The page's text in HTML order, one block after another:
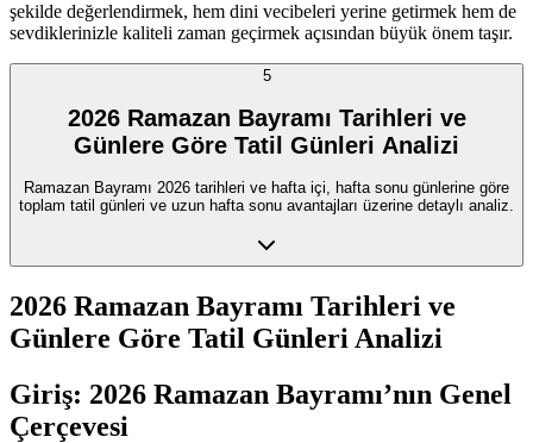
şekilde değerlendirmek, hem dini vecibeleri yerine getirmek hem de
sevdiklerinizle kaliteli zaman geçirmek açısından büyük önem taşır.
5
2026 Ramazan Bayramı Tarihleri ve
Günlere Göre Tatil Günleri Analizi
Ramazan Bayramı 2026 tarihleri ve hafta içi, hafta sonu günlerine göre
toplam tatil günleri ve uzun hafta sonu avantajları üzerine detaylı analiz.
2026 Ramazan Bayramı Tarihleri ve
Günlere Göre Tatil Günleri Analizi
Giriş: 2026 Ramazan Bayramı’nın Genel
Çerçevesi